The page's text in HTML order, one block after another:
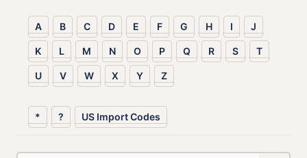
A B C D E F G H I J
K L M N O P Q R S T
U V W X Y Z
* ? US Import Codes